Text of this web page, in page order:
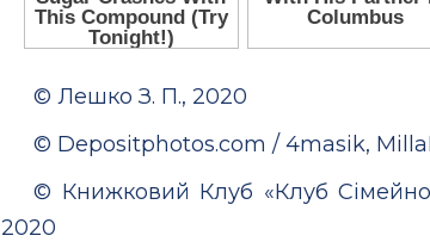
© Лешко З. П., 2020
© Depositphotos.com / 4masik,
© Книжковий Клуб «Клуб
2020